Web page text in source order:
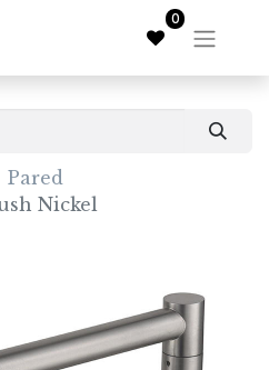
0
Pared
Nickel